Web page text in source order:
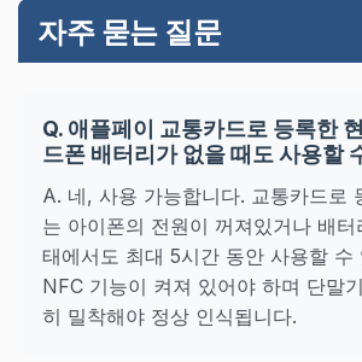
자주 묻는 질문
Q. 애플페이 교통카드로 등록한
드폰 배터리가 없을 때도 사용할
A. 네, 사용 가능합니다. 교통카드로
는 아이폰의 전원이 꺼져있거나 배
태에서도 최대 5시간 동안 사용할 수
NFC 기능이 켜져 있어야 하며 단말
히 밀착해야 정상 인식됩니다.